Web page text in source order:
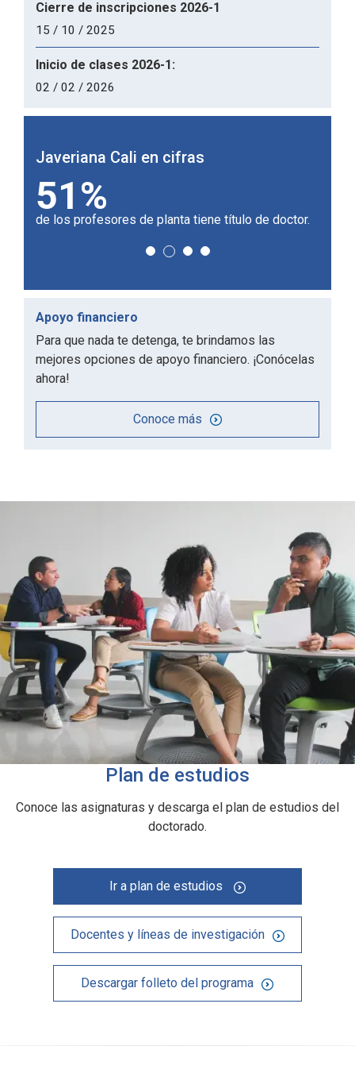
Cierre de inscripciones 2026-1
15 / 10 / 2025
Inicio de clases 2026-1:
02 / 02 / 2026
Javeriana Cali en cifras
51%
de los profesores de planta tiene título de doctor.
Apoyo financiero
Para que nada te detenga, te brindamos las
mejores opciones de apoyo financiero. ¡Conócelas
ahora!
Conoce más
Plan de estudios
Conoce las asignaturas y descarga el plan de estudios del
doctorado.
Ir a plan de estudios
Docentes y líneas de investigación
Descargar folleto del programa